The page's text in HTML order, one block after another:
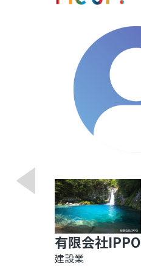
有限会社IPPO
建設業